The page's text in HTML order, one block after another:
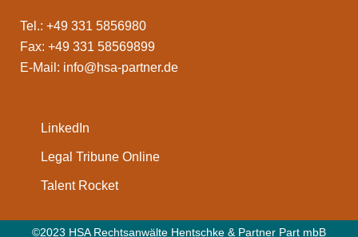
Tel.: +49 331 5856980
Fax: +49 331 58569899
E-Mail: info@hsa-partner.de
LinkedIn
Legal Tribune Online
Talent Rocket
©2023 HSA Rechtsanwälte Hentschke & Partner Part mbB